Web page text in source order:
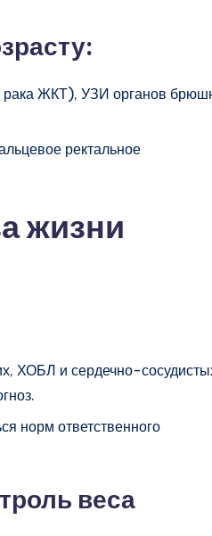
рака ЖКТ), УЗИ органов
ректальное
жизни
ХОБЛ и сердечно-
норм ответственного
веса